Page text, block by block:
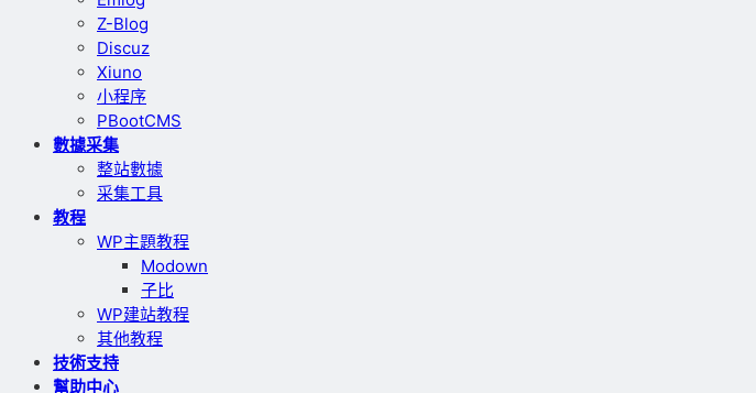
Z-Blog
Discuz
Xiuno
小程序
PBootCMS
數據采集
整站數據
采集工具
教程
WP主題教程
Modown
子比
WP建站教程
其他教程
技術支持
幫助中心